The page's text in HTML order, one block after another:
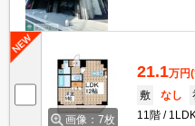
画像：7枚
21.1万円
敷
なし
11階
1LDK